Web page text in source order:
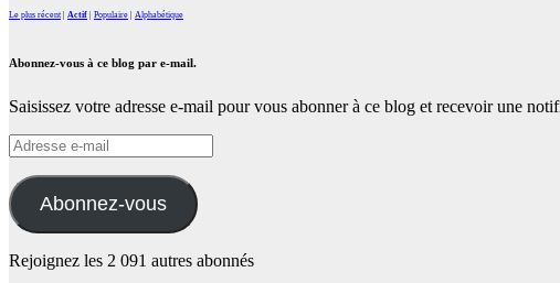
Le plus récent Actif Populaire Alphabétique
Abonnez-vous à ce blog par e-mail.
Saisissez votre adresse e-mail pour vous abonner à ce blog et recevoir une
Adresse
e-
mail
Abonnez-vous
Rejoignez les 2 091 autres abonnés